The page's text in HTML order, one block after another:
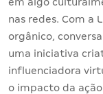
nas redes. Com a
orgânico,
uma iniciativa
influenciadora
o impacto da